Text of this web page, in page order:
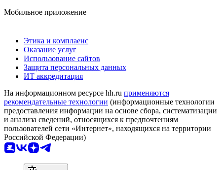
Мобильное приложение
Этика и комплаенс
Оказание услуг
Использование сайтов
Защита персональных данных
ИТ аккредитация
На информационном ресурсе hh.ru применяются
рекомендательные технологии (информационные технологии
предоставления информации на основе сбора, систематизации
и анализа сведений, относящихся к предпочтениям
пользователей сети «Интернет», находящихся на территории
Российской Федерации)